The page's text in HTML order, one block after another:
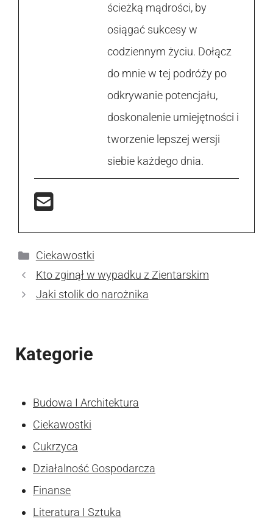
ścieżką mądrości, by
osiągać sukcesy w
codziennym życiu. Dołącz
do mnie w tej podróży po
odkrywanie potencjału,
doskonalenie umiejętności i
tworzenie lepszej wersji
siebie każdego dnia.
Kategorie
Ciekawostki
Kto zginął w wypadku z Zientarskim
Jaki stolik do narożnika
Kategorie
Budowa I Architektura
Ciekawostki
Cukrzyca
Działalność Gospodarcza
Finanse
Literatura I Sztuka